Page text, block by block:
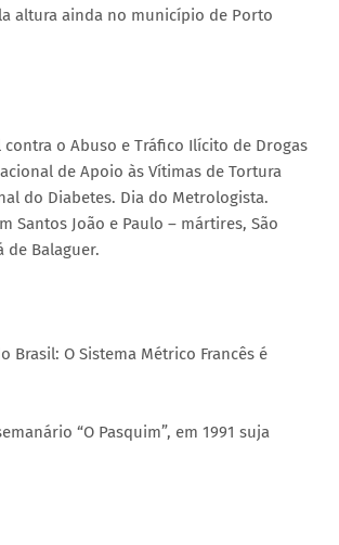
altura ainda no município de Porto
o Abuso e Tráfico Ilícito de Drogas
de Apoio às Vítimas de Tortura
do Diabetes. Dia do Metrologista.
Santos João e Paulo – mártires, São
de Balaguer.
Brasil: O Sistema Métrico Francês é
“O Pasquim”, em 1991 suja